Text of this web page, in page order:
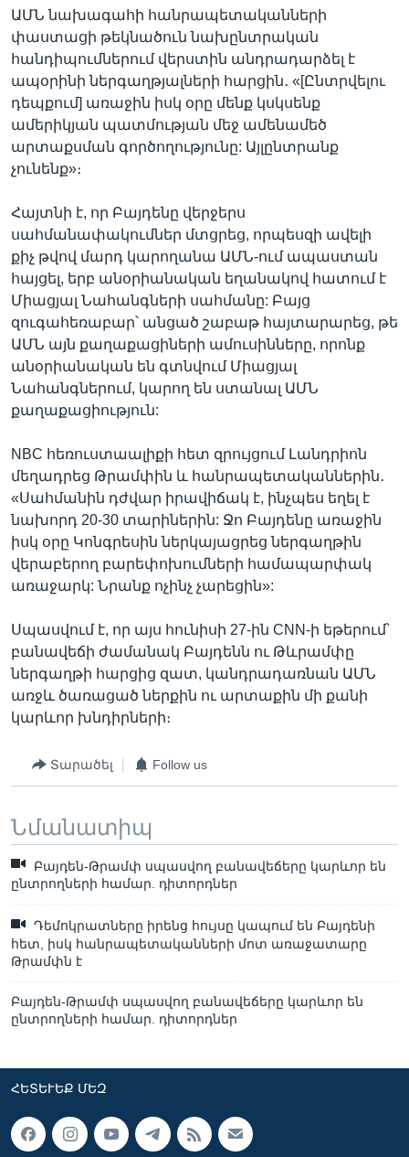
ԱՄՆ նախագահի հանրապետականների
փաստացի թեկնածուն նախընտրական
հանդիպումներում վերստին անդրադարձել է
ապօրինի ներգաղթյալների հարցին․ «[Ընտրվելու
դեպքում] առաջին իսկ օրը մենք կսկսենք
ամերիկյան պատմության մեջ ամենամեծ
արտաքսման գործողությունը: Այլընտրանք
չունենք»։
Հայտնի է, որ Բայդենը վերջերս
սահմանափակումներ մտցրեց, որպեսզի ավելի
քիչ թվով մարդ կարողանա ԱՄՆ-ում ապաստան
հայցել, երբ անօրիանական եղանակով հատում է
Միացյալ Նահանգների սահմանը: Բայց
զուգահեռաբար՝ անցած շաբաթ հայտարարեց, թե
ԱՄՆ այն քաղաքացիների ամուսինները, որոնք
անօրիանական են գտնվում Միացյալ
Նահանգներում, կարող են ստանալ ԱՄՆ
քաղաքացիություն:
NBC հեռուստաալիքի հետ զրույցում Լանդրիոն
մեղադրեց Թրամփին և հանրապետականներին․
«Սահմանին դժվար իրավիճակ է, ինչպես եղել է
նախորդ 20-30 տարիներին: Ջո Բայդենը առաջին
իսկ օրը Կոնգրեսին ներկայացրեց ներգաղթին
վերաբերող բարեփոխումների համապարփակ
առաջարկ: Նրանք ոչինչ չարեցին»:
Սպասվում է, որ այս հունիսի 27-ին CNN-ի եթերում՝
բանավեճի ժամանակ Բայդենն ու Թևրամփը
ներգաղթի հարցից զատ, կանդրադառնան ԱՄՆ
առջև ծառացած ներքին ու արտաքին մի քանի
կարևոր խնդիրների։
Տարածել Follow us
Նմանատիպ
Բայդեն-Թրամփ սպասվող բանավեճերը կարևոր են
ընտրողների համար. դիտորդներ
Դեմոկրատները իրենց հույսը կապում են Բայդենի
հետ, իսկ հանրապետականների մոտ առաջատարը
Թրամփն է
Բայդեն-Թրամփ սպասվող բանավեճերը կարևոր են
ընտրողների համար. դիտորդներ
ՀԵՏԵՒԵՔ ՄԵԶ